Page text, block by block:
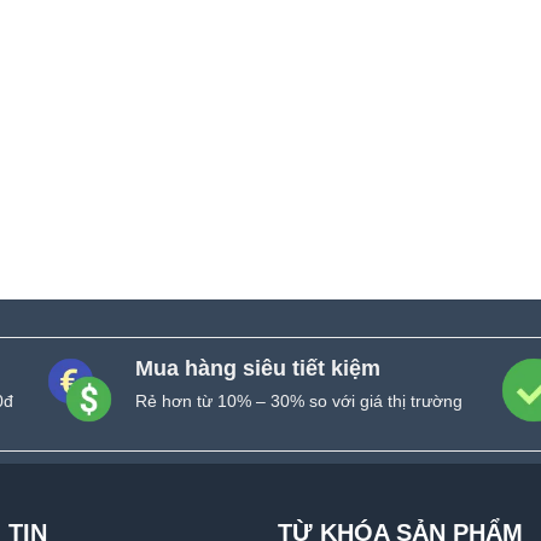
Mua hàng siêu tiết kiệm
Rẻ hơn từ 10% – 30% so với giá thị trường
TIN TỪ KHÓA SẢN PHẨM